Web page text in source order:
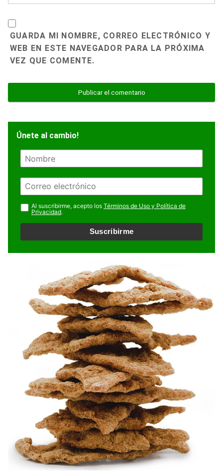
GUARDA MI NOMBRE, CORREO ELECTRÓNICO Y
WEB EN ESTE NAVEGADOR PARA LA PRÓXIMA
VEZ QUE COMENTE.
Únete al cambio!
N
r
e
E
m
a
i
l
Al suscribirme, acepto los Términos de Uso y Política de
Privacidad.
Suscribirme